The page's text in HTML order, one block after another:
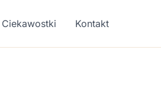
Ciekawostki Kontakt